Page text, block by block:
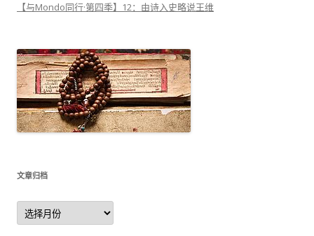
【与Mondo同行·第四季】12：由诗入史略说王维
文章归档
文
章
归